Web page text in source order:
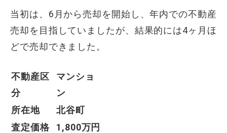
当初は、6月から売却を開始し、年内での不動産
売却を目指していましたが、結果的には4ヶ月ほ
どで売却できました。
不動産区
分
マンショ
ン
所在地
北谷町
査定価格
1,800万円